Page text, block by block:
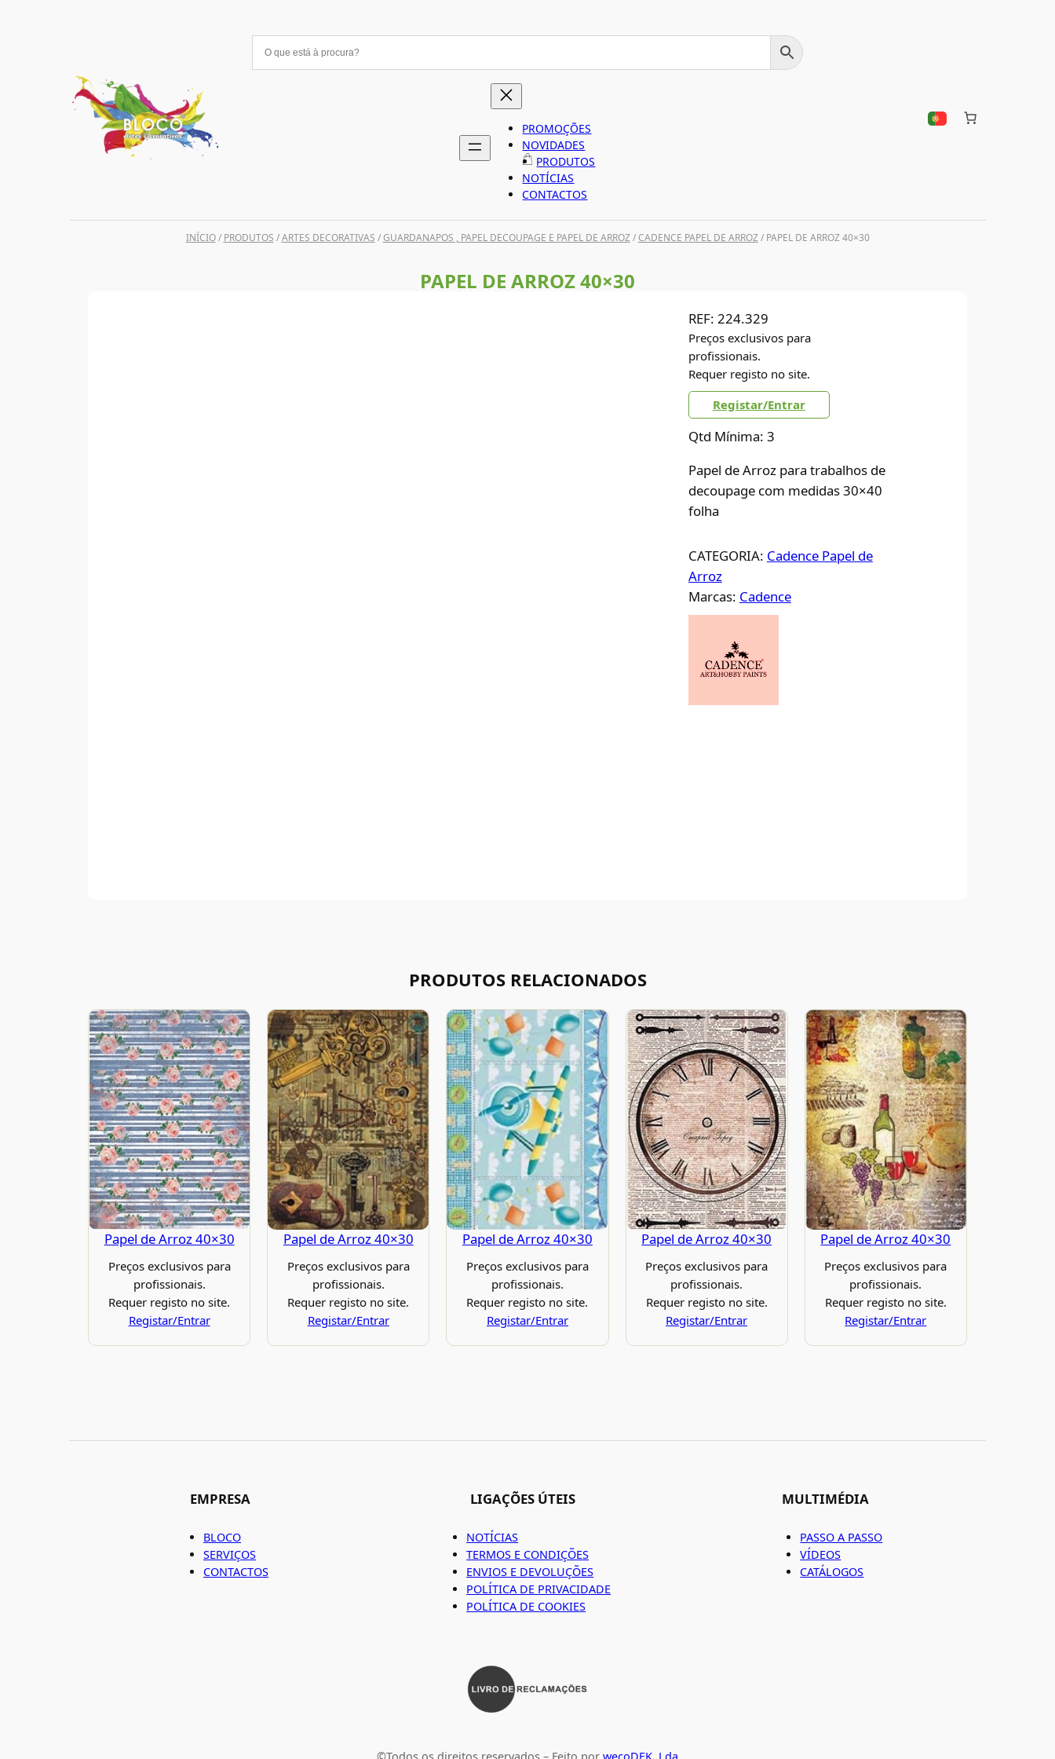
PROMOÇÕES
NOVIDADES
PRODUTOS
NOTÍCIAS
CONTACTOS
INÍCIO/ PRODUTOS /ARTES DECORATIVAS /GUARDANAPOS , PAPEL DECOUPAGE E PAPEL DE ARROZ/CADENCE PAPEL DE ARROZ/ PAPEL DE ARROZ 40×30
PAPEL DE ARROZ 40×30
REF: 224.329
Preços exclusivos para
profissionais.
Requer registo no site.
Registar/Entrar
Qtd Mínima: 3
Papel de Arroz para trabalhos de
decoupage com medidas 30×40
folha
CATEGORIA: Cadence Papel de
Arroz
Marcas: Cadence
PRODUTOS RELACIONADOS
Papel de Arroz 40×30
Preços exclusivos para
profissionais.
Requer registo no site.
Registar/Entrar
Papel de Arroz 40×30
Preços exclusivos para
profissionais.
Requer registo no site.
Registar/Entrar
Papel de Arroz 40×30
Preços exclusivos para
profissionais.
Requer registo no site.
Registar/Entrar
Papel de Arroz 40×30
Preços exclusivos para
profissionais.
Requer registo no site.
Registar/Entrar
Papel de Arroz 40×30
Preços exclusivos para
profissionais.
Requer registo no site.
Registar/Entrar
EMPRESA
BLOCO
SERVIÇOS
CONTACTOS
LIGAÇÕES ÚTEIS
NOTÍCIAS
TERMOS E CONDIÇÕES
ENVIOS E DEVOLUÇÕES
POLÍTICA DE PRIVACIDADE
POLÍTICA DE COOKIES
MULTIMÉDIA
PASSO A PASSO
VÍDEOS
CATÁLOGOS